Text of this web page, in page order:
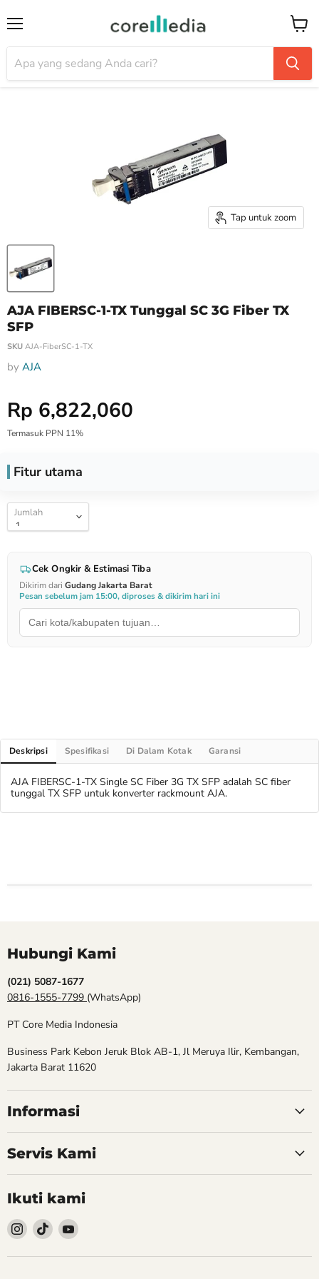
Tap untuk zoom
AJA FIBERSC-1-TX Tunggal SC 3G Fiber TX
SFP
SKU AJA-FiberSC-1-TX
by AJA
Harga Special
Rp 6,822,060
Termasuk PPN 11%
Fitur utama
Jumlah
Cek Ongkir & Estimasi Tiba
Dikirim dari Gudang Jakarta Barat
Pesan sebelum jam 15:00, diproses & dikirim hari ini
Deskripsi Spesifikasi Di Dalam Kotak Garansi
AJA FIBERSC-1-TX Single SC Fiber 3G TX SFP adalah SC fiber
tunggal TX SFP untuk konverter rackmount AJA.
Hubungi Kami
(021) 5087-1677
0816-1555-7799 (WhatsApp)
PT Core Media Indonesia
Business Park Kebon Jeruk Blok AB-1, Jl Meruya Ilir, Kembangan,
Jakarta Barat 11620
Informasi
Servis Kami
Ikuti kami
Follow
kami
Instagram
Follow
kami
TikTok
Follow
YouTube